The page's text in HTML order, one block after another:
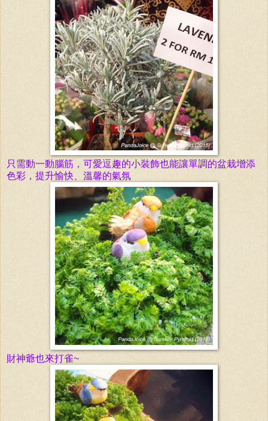
只需動一動腦筋，可愛逗趣的小裝飾也能讓單調的盆栽增添
色彩，提升愉快、溫馨的氣氛
財神爺也來打雀~